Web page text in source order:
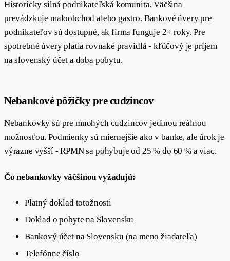
Historicky silná podnikateľská komunita. Väčšina
prevádzkuje maloobchod alebo gastro. Bankové úvery pre
podnikateľov sú dostupné, ak firma funguje 2+ roky. Pre
spotrebné úvery platia rovnaké pravidlá - kľúčový je príjem
na slovenský účet a doba pobytu.
Nebankové pôžičky pre cudzincov
Nebankovky sú pre mnohých cudzincov jedinou reálnou
možnosťou. Podmienky sú miernejšie ako v banke, ale úrok je
výrazne vyšší - RPMN sa pohybuje od 25 % do 60 % a viac.
Čo nebankovky väčšinou vyžadujú:
Platný doklad totožnosti
Doklad o pobyte na Slovensku
Bankový účet na Slovensku (na meno žiadateľa)
Telefónne číslo